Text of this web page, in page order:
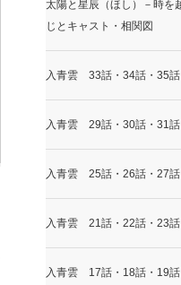
太陽と星辰（ほし）－時
じとキャスト・相関図
入青雲 33話・34話・35
入青雲 29話・30話・31
入青雲 25話・26話・27
入青雲 21話・22話・23
入青雲 17話・18話・19